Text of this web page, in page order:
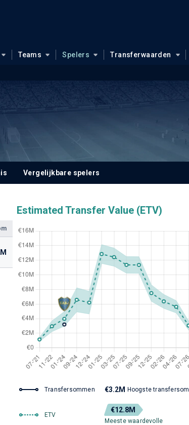
Teams Spelers Transferwaarden
Vergelijkbare spelers
Estimated Transfer Value (ETV)
Transfersommen €3.2M Hoogste transfersom
ETV
€12.8M
Meeste waardevolle